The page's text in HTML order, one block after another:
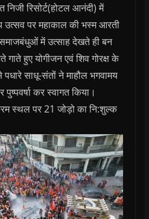
निजी रिसोर्ट(होटल आनंदी) में
उत्सव पर महाकाल की भस्म आरती
में उत्साह देखते ही बन
गाते हुए योगीजन एवं शिव गोरक्ष के
साधू-संतों ने माहौल भगवामय
कर स्वागत किया।
स्थल पर 21 जोड़ो का नि:शुल्क